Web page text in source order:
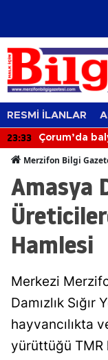
RESMİ İLANLAR
23:04
Merzifon
Merzifon Bilgi
Amasya
Hamlesi
Merkezi
Damızlık
hayvancılıkta
yürüttüğü TMR